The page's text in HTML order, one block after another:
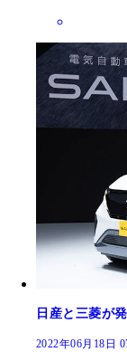
日産と三菱が
2022年06月18日